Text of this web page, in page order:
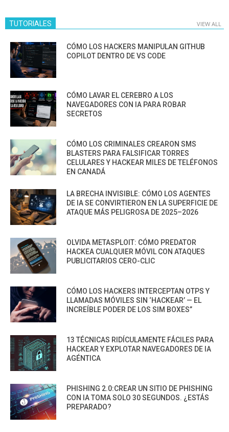
TUTORIALES VIEW ALL
CÓMO LOS HACKERS MANIPULAN GITHUB
COPILOT DENTRO DE VS CODE
CÓMO LAVAR EL CEREBRO A LOS
NAVEGADORES CON IA PARA ROBAR
SECRETOS
CÓMO LOS CRIMINALES CREARON SMS
BLASTERS PARA FALSIFICAR TORRES
CELULARES Y HACKEAR MILES DE TELÉFONOS
EN CANADÁ
LA BRECHA INVISIBLE: CÓMO LOS AGENTES
DE IA SE CONVIRTIERON EN LA SUPERFICIE DE
ATAQUE MÁS PELIGROSA DE 2025–2026
OLVIDA METASPLOIT: CÓMO PREDATOR
HACKEA CUALQUIER MÓVIL CON ATAQUES
PUBLICITARIOS CERO-CLIC
CÓMO LOS HACKERS INTERCEPTAN OTPS Y
LLAMADAS MÓVILES SIN ‘HACKEAR’ — EL
INCREÍBLE PODER DE LOS SIM BOXES”
13 TÉCNICAS RIDÍCULAMENTE FÁCILES PARA
HACKEAR Y EXPLOTAR NAVEGADORES DE IA
AGÉNTICA
PHISHING 2.0:CREAR UN SITIO DE PHISHING
CON IA TOMA SOLO 30 SEGUNDOS. ¿ESTÁS
PREPARADO?